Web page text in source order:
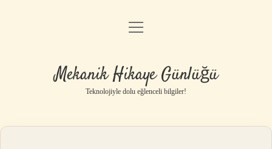
Anasayfa
Yasal Uyarı
menüyü
Mekanik Hikaye Günlüğü
Teknolojiyle dolu eğlenceli bilgiler!